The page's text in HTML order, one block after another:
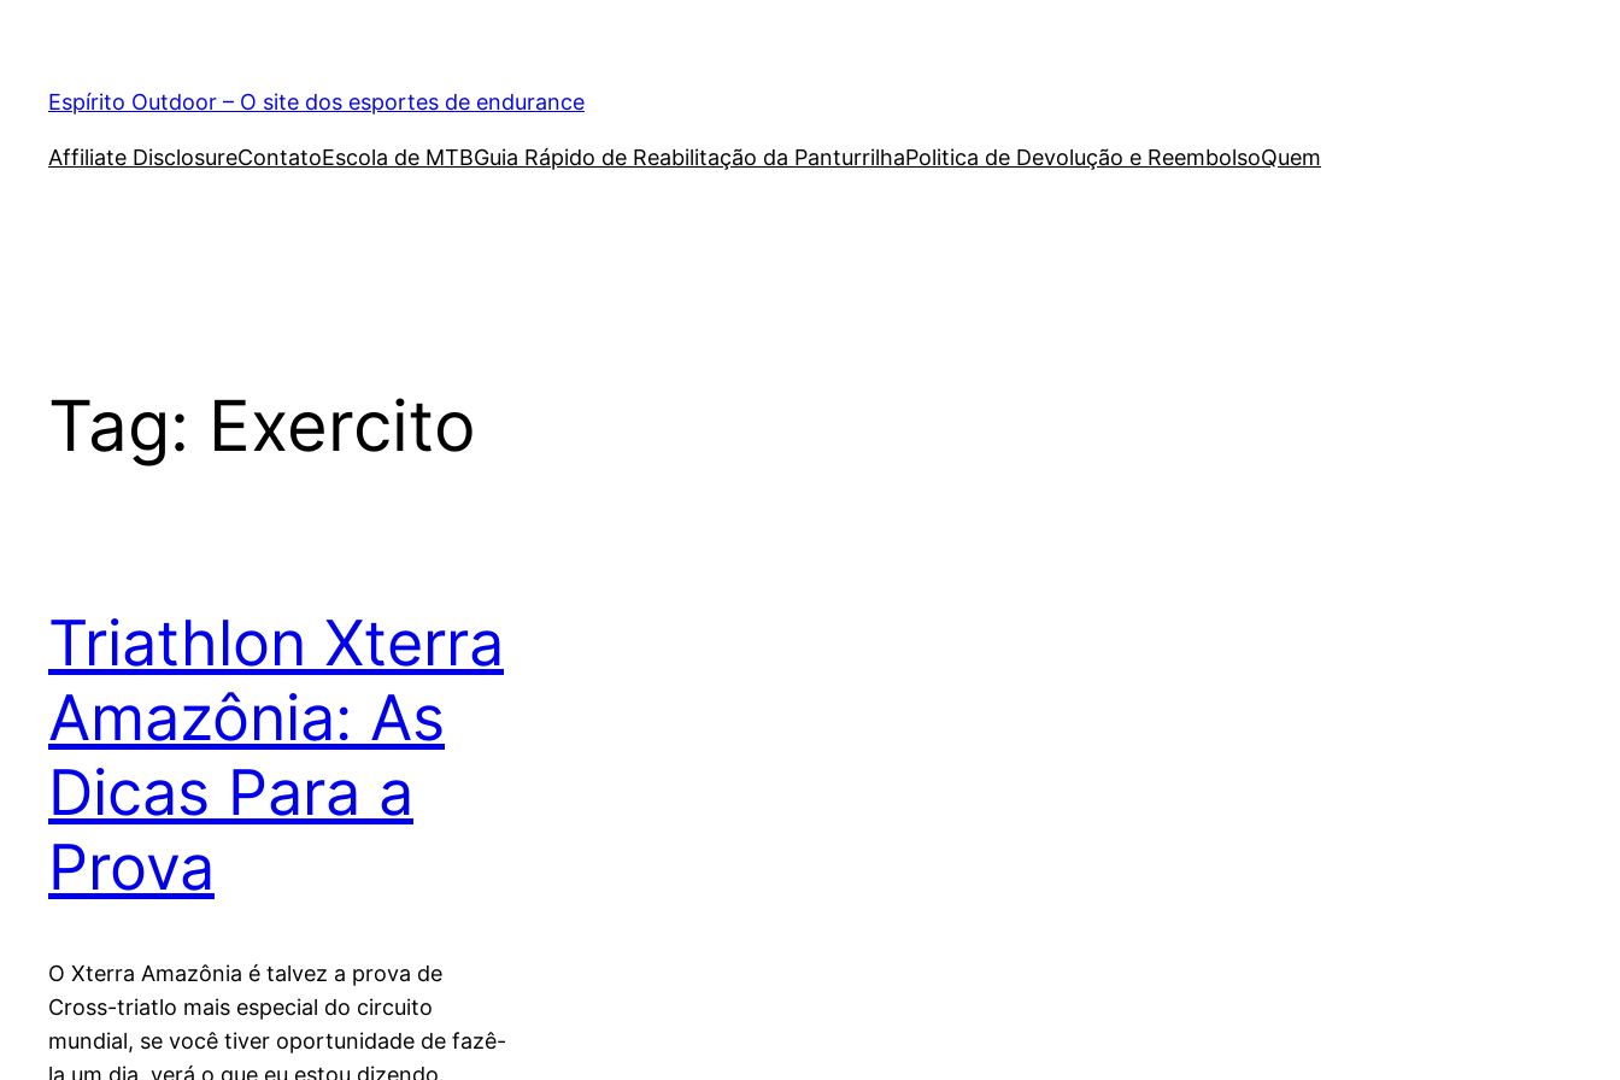
Espírito Outdoor – O site dos esportes de endurance
Affiliate DisclosureContatoEscola de MTBGuia Rápido de Reabilitação da PanturrilhaPolitica de Devolução e ReembolsoQuem
Tag: Exercito
Triathlon Xterra
Amazônia: As
Dicas Para a
Prova
O Xterra Amazônia é talvez a prova de
Cross-triatlo mais especial do circuito
mundial, se você tiver oportunidade de fazê-
la um dia, verá o que eu estou dizendo.